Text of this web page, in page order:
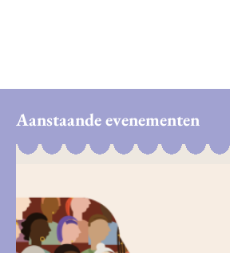
Aanstaande evenementen